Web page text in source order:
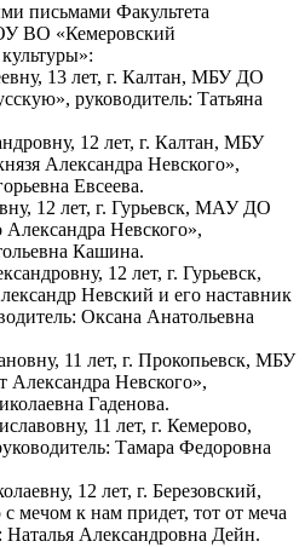
письмами Факультета
ВО «Кемеровский
13 лет, г. Калтан, МБУ ДО
руководитель: Татьяна
12 лет, г. Калтан, МБУ
Александра Невского»,
Евсеева.
12 лет, г. Гурьевск, МАУ ДО
Невского»,
Кашина.
12 лет, г. Гурьевск,
Невский и его наставник
Оксана Анатольевна
11 лет, г. Прокопьевск, МБУ
Невского»,
Гаденова.
11 лет, г. Кемерово,
Тамара Федоровна
12 лет, г. Березовский,
к нам придет, тот от меча
Наталья Александровна Дейн.